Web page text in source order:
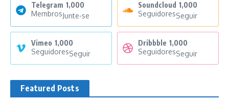
Telegram 1,000
MembrosJunte-se
Soundcloud 1,000
SeguidoresSeguir
Vimeo 1,000
SeguidoresSeguir
Dribbble 1,000
SeguidoresSeguir
Featured Posts